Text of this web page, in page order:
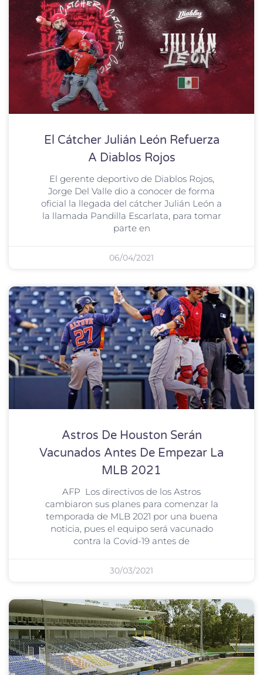
El Cátcher Julián León Refuerza
A Diablos Rojos
El gerente deportivo de Diablos Rojos,
Jorge Del Valle dio a conocer de forma
oficial la llegada del cátcher Julián León a
la llamada Pandilla Escarlata, para tomar
parte en
06/04/2021
Astros De Houston Serán
Vacunados Antes De Empezar La
MLB 2021
AFP Los directivos de los Astros
cambiaron sus planes para comenzar la
temporada de MLB 2021 por una buena
noticia, pues el equipo será vacunado
contra la Covid-19 antes de
30/03/2021